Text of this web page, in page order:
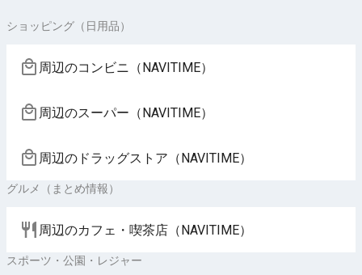
ショッピング（日用品）
周辺のコンビニ（NAVITIME）
周辺のスーパー（NAVITIME）
周辺のドラッグストア（NAVITIME）
グルメ（まとめ情報）
周辺のカフェ・喫茶店（NAVITIME）
スポーツ・公園・レジャー